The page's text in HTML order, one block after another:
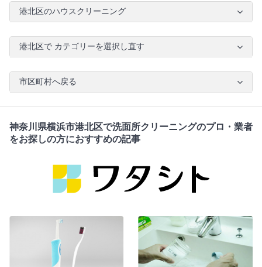
港北区のハウスクリーニング
港北区で カテゴリーを選択し直す
市区町村へ戻る
神奈川県横浜市港北区で洗面所クリーニングのプロ・業者
をお探しの方におすすめの記事